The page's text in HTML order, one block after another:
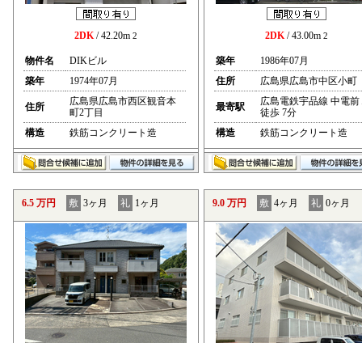
2DK/ 42.20m 2
物件名
DIKビル
築年
1974年07月
住所
広島県広島市西区観音本
町2丁目
構造
鉄筋コンクリート造
2DK/ 43.00m 2
築年
1986年07月
住所
広島県広島市中区小町
最寄駅
広島電鉄宇品線 中電前
徒歩 7分
構造
鉄筋コンクリート造
6.5 万円 敷 3ヶ月 礼 1ヶ月 9.0 万円 敷 4ヶ月 礼 0ヶ月